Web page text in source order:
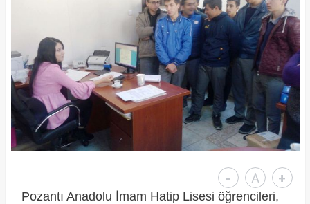
- A +
Pozantı Anadolu İmam Hatip Lisesi öğrencileri,